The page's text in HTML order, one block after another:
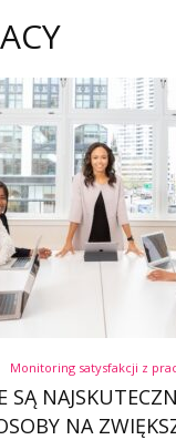
Monitoring satysfakcji z
SĄ
NA